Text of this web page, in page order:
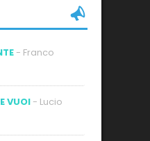
- Franco
VUOI - Lucio